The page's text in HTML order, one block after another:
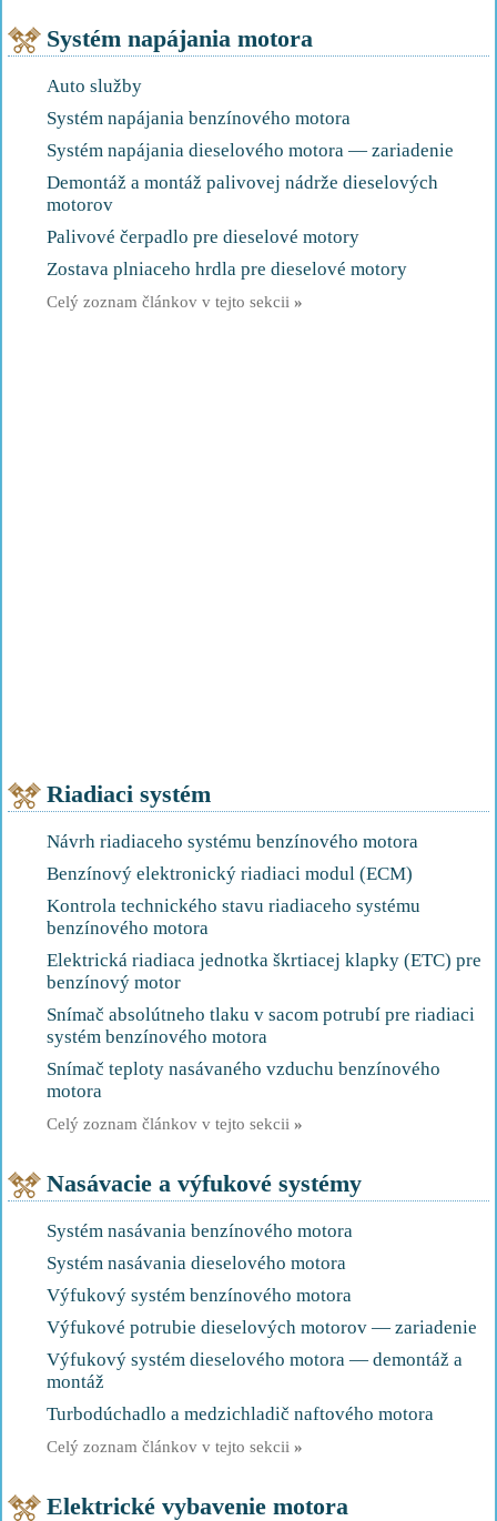
Systém napájania motora
Auto služby
Systém napájania benzínového motora
Systém napájania dieselového motora — zariadenie
Demontáž a montáž palivovej nádrže dieselových
motorov
Palivové čerpadlo pre dieselové motory
Zostava plniaceho hrdla pre dieselové motory
Celý zoznam článkov v tejto sekcii »
Riadiaci systém
Návrh riadiaceho systému benzínového motora
Benzínový elektronický riadiaci modul (ECM)
Kontrola technického stavu riadiaceho systému
benzínového motora
Elektrická riadiaca jednotka škrtiacej klapky (ETC) pre
benzínový motor
Snímač absolútneho tlaku v sacom potrubí pre riadiaci
systém benzínového motora
Snímač teploty nasávaného vzduchu benzínového
motora
Celý zoznam článkov v tejto sekcii »
Nasávacie a výfukové systémy
Systém nasávania benzínového motora
Systém nasávania dieselového motora
Výfukový systém benzínového motora
Výfukové potrubie dieselových motorov — zariadenie
Výfukový systém dieselového motora — demontáž a
montáž
Turbodúchadlo a medzichladič naftového motora
Celý zoznam článkov v tejto sekcii »
Elektrické vybavenie motora